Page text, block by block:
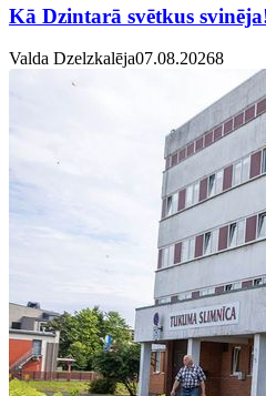
Kā Dzintarā svētkus
Valda Dzelzkalēja07.08.20268